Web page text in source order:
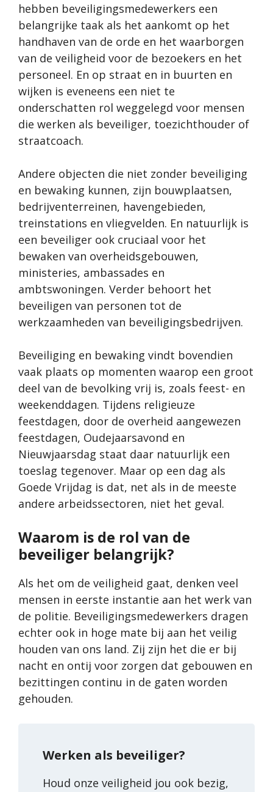
hebben beveiligingsmedewerkers een
belangrijke taak als het aankomt op het
handhaven van de orde en het waarborgen
van de veiligheid voor de bezoekers en het
personeel. En op straat en in buurten en
wijken is eveneens een niet te
onderschatten rol weggelegd voor mensen
die werken als beveiliger, toezichthouder of
straatcoach.
Andere objecten die niet zonder beveiliging
en bewaking kunnen, zijn bouwplaatsen,
bedrijventerreinen, havengebieden,
treinstations en vliegvelden. En natuurlijk is
een beveiliger ook cruciaal voor het
bewaken van overheidsgebouwen,
ministeries, ambassades en
ambtswoningen. Verder behoort het
beveiligen van personen tot de
werkzaamheden van beveiligingsbedrijven.
Beveiliging en bewaking vindt bovendien
vaak plaats op momenten waarop een groot
deel van de bevolking vrij is, zoals feest- en
weekenddagen. Tijdens religieuze
feestdagen, door de overheid aangewezen
feestdagen, Oudejaarsavond en
Nieuwjaarsdag staat daar natuurlijk een
toeslag tegenover. Maar op een dag als
Goede Vrijdag is dat, net als in de meeste
andere arbeidssectoren, niet het geval.
Waarom is de rol van de
beveiliger belangrijk?
Als het om de veiligheid gaat, denken veel
mensen in eerste instantie aan het werk van
de politie. Beveiligingsmedewerkers dragen
echter ook in hoge mate bij aan het veilig
houden van ons land. Zij zijn het die er bij
nacht en ontij voor zorgen dat gebouwen en
bezittingen continu in de gaten worden
gehouden.
Werken als beveiliger?
Houd onze veiligheid jou ook bezig,